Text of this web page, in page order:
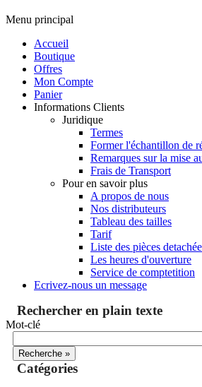
Menu principal
Accueil
Boutique
Offres
Mon Compte
Panier
Informations Clients
Juridique
Termes
Former l'échantillon de
Remarques sur la mise
Frais de Transport
Pour en savoir plus
A propos de nous
Nos distributeurs
Tableau des tailles
Tarif
Liste des pièces
Les heures d'ouverture
Service de comptetition
Ecrivez-nous un message
Rechercher en plain texte
Mot-clé
Catégories